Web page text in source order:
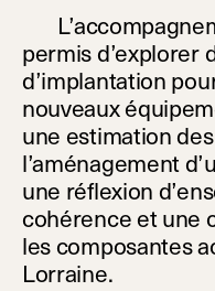
permis d’explorer
d’implantation
nouveaux
une estimation
l’aménagement
une réflexion
cohérence et une
les composantes
Lorraine.